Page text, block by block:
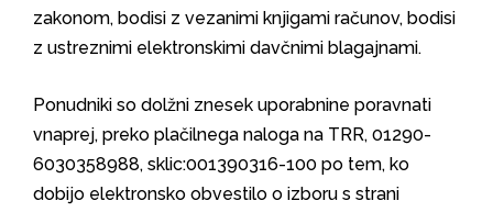
zakonom, bodisi z vezanimi knjigami računov, bodisi
z ustreznimi elektronskimi davčnimi blagajnami.
Ponudniki so dolžni znesek uporabnine poravnati
vnaprej, preko plačilnega naloga na TRR, 01290-
6030358988, sklic:001390316-100 po tem, ko
dobijo elektronsko obvestilo o izboru s strani